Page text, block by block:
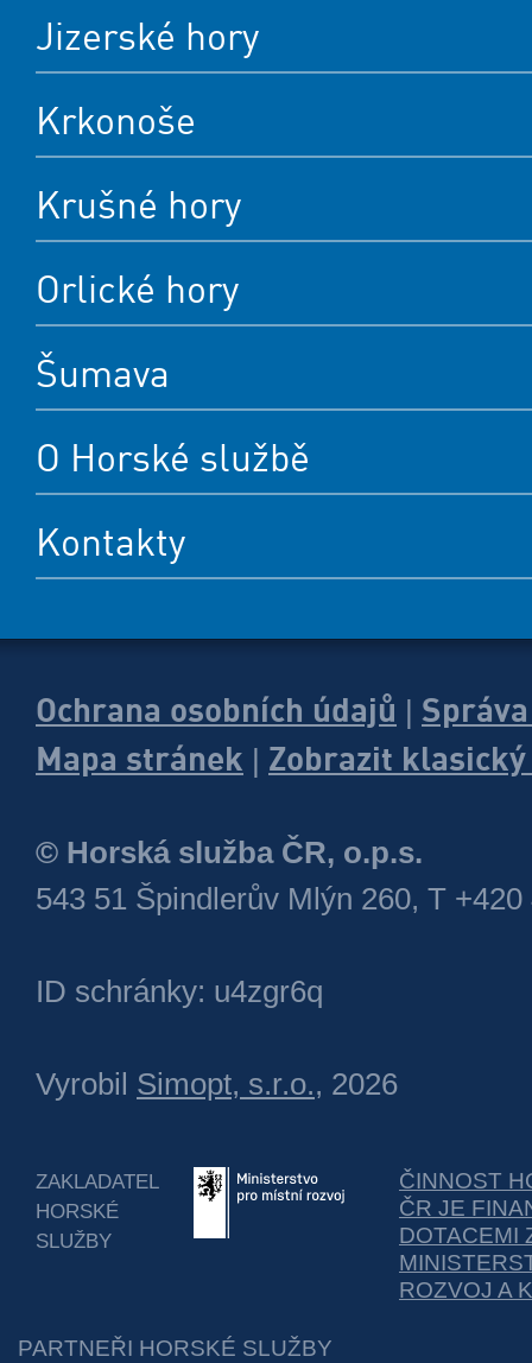
Jizerské hory
Krkonoše
Krušné hory
Orlické hory
Šumava
O Horské službě
Kontakty
Ochrana osobních údajů
Mapa stránek
Zobrazit
© Horská služba ČR, o.p.s.
543 51 Špindlerův Mlýn 260, T +420
ID schránky: u4zgr6q
Vyrobil Simopt, s.r.o., 2026
ZAKLADATEL
HORSKÉ
SLUŽBY
ČINNOST
ČR JE
DOTACEMI
ROZVOJ A
PARTNEŘI HORSKÉ SLUŽBY